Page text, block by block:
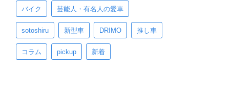
バイク 芸能人・有名人の愛車
sotoshiru 新型車 DRIMO 推し車
コラム pickup 新着